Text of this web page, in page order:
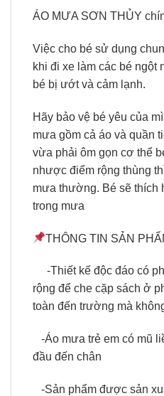
ÁO MƯA SƠN THỦY
Việc cho bé sử dụng
khi đi xe làm các bé ngột
bé bị ướt và cảm lạnh.
Hãy bảo vệ bé yêu của
mưa gồm cả áo và quần
vừa phải ôm gọn cơ thể
nhược điểm rộng thùng
mưa thường. Bé sẽ thích
trong mưa
THÔNG TIN SẢN
-Thiết kế độc đáo có
rộng để che cặp sách ở
toàn đến trường mà
-Áo mưa trẻ em có mũ
đầu đến chân
-Sản phẩm được sản